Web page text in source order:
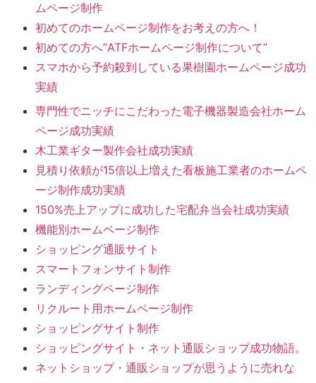
ムページ制作
初めてのホームページ制作をお考えの方へ！
初めての方へ”ATFホームページ制作について”
スマホから予約殺到している果樹園ホームページ成功
実績
専門性でニッチにこだわった電子機器製造会社ホーム
ページ成功実績
木工業ギター製作会社成功実績
見積り依頼が15倍以上増えた看板施工業者のホームペ
ージ制作成功実績
150%売上アップに成功した宅配弁当会社成功実績
機能別ホームページ制作
ショッピング通販サイト
スマートフォンサイト制作
ランディングページ制作
リクルート用ホームページ制作
ショッピングサイト制作
ショッピングサイト・ネット通販ショップ成功物語。
ネットショップ・通販ショップが思うように売れな